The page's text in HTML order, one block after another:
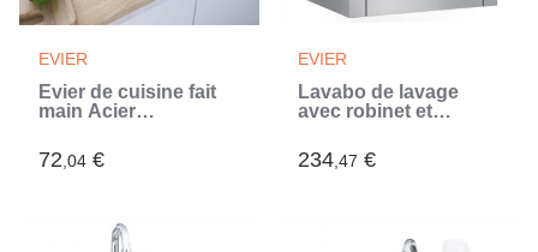
EVIER
Évier de cuisine fait
main Acier
72,04 €
EVIER
Lavabo de lavage
avec robinet et
Inox (Argent)
234,47 €